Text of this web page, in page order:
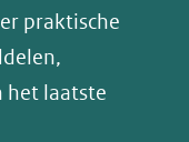
praktische
het laatste